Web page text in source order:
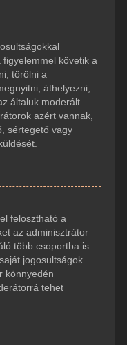
követik a
törölni a
áthelyezni,
általuk moderált
azért vannak,
sértegető vagy
felosztható a
az adminisztrátor
több csoportba is
jogosultságok
könnyedén
tehet